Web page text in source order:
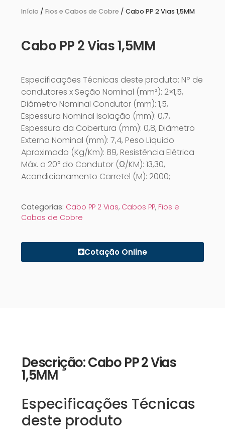
Início / Fios e Cabos de Cobre / Cabo PP 2 Vias 1,5MM
Cabo PP 2 Vias 1,5MM
Especificações Técnicas deste produto: Nº de
condutores x Seção Nominal (mm²): 2×1,5,
Diâmetro Nominal Condutor (mm): 1,5,
Espessura Nominal Isolação (mm): 0,7,
Espessura da Cobertura (mm): 0,8, Diâmetro
Externo Nominal (mm): 7,4, Peso Líquido
Aproximado (Kg/Km): 89, Resistência Elétrica
Máx. a 20° do Condutor (Ω/KM): 13,30,
Acondicionamento Carretel (M): 2000;
Categorias: Cabo PP 2 Vias, Cabos PP, Fios e
Cabos de Cobre
Cotação Online
Descrição: Cabo PP 2 Vias
1,5MM
Especificações Técnicas
deste produto